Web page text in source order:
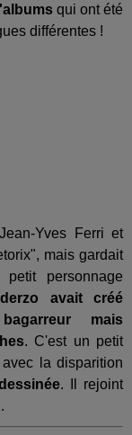
qui ont été
différentes !
Yves Ferri et
mais gardait
personnage
avait créé
mais
. C'est un petit
la disparition
. Il rejoint